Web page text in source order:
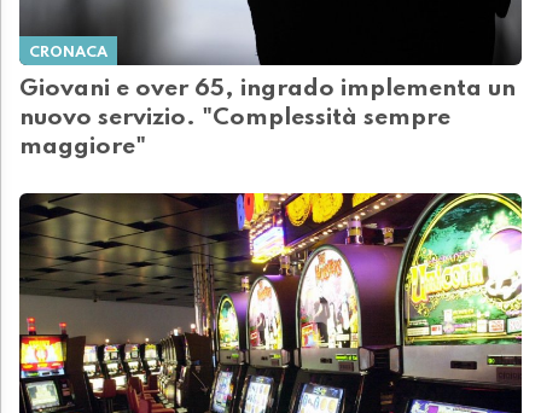
CRONACA
Giovani e over 65, ingrado implementa un
nuovo servizio. "Complessità sempre
maggiore"